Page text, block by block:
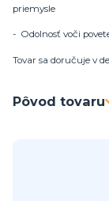
priemysle
- Odolnosť voči
Tovar sa doručuje v
Pôvod tovaru